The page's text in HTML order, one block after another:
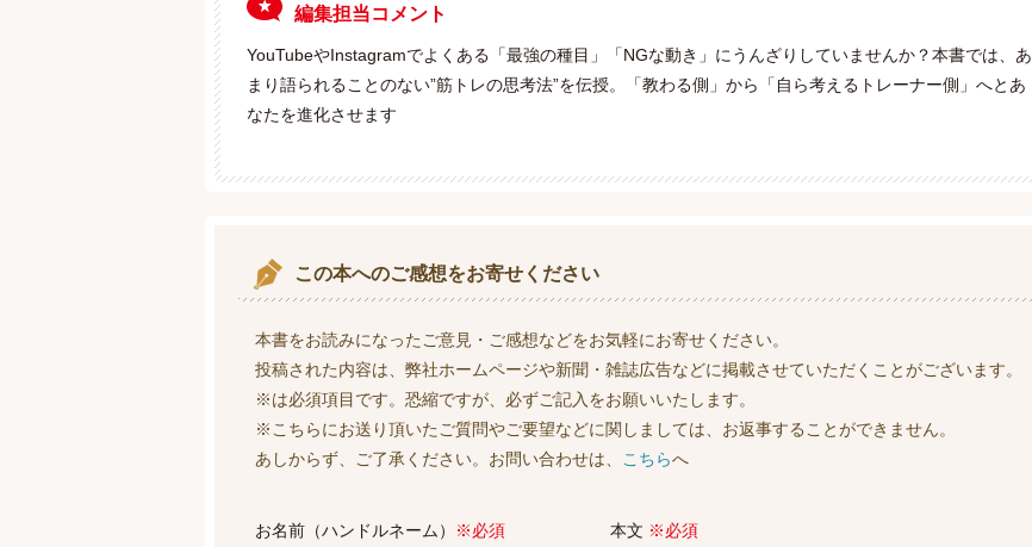
編集担当コメント
YouTubeやInstagramでよくある「最強の種目」「NGな動き」にうんざりしていませんか？本書では、あ
まり語られることのない”筋トレの思考法”を伝授。「教わる側」から「自ら考えるトレーナー側」へとあ
なたを進化させます
この本へのご感想をお寄せください
本書をお読みになったご意見・ご感想などをお気軽にお寄せください。
投稿された内容は、弊社ホームページや新聞・雑誌広告などに掲載させていただくことがございます。
※は必須項目です。恐縮ですが、必ずご記入をお願いいたします。
※こちらにお送り頂いたご質問やご要望などに関しましては、お返事することができません。
あしからず、ご了承ください。お問い合わせは、
こちらへ
お名前（ハンドルネーム） ※必須 本文 ※必須